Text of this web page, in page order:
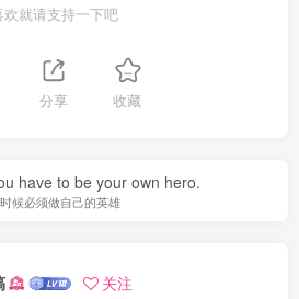
欢就请支持一下吧
分享 收藏
have to be your own hero.
候必须做自己的英雄
关注